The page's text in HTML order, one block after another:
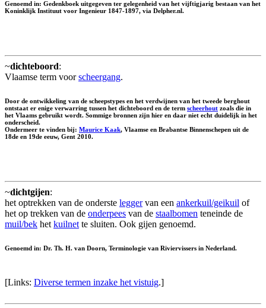
Genoemd in: Gedenkboek uitgegeven ter gelegenheid van het vijftigjarig bestaan van het
Koninklijk Instituut voor Ingenieur 1847-1897, via Delpher.nl.
~dichteboord:
Vlaamse term voorscheergang.
Door de ontwikkeling van de scheepstypes en het verdwijnen van het tweede berghout
ontstaat er enige verwarring tussen het dichteboord en de term scheerhout zoals die in
het Vlaams gebruikt wordt. Sommige bronnen zijn hier en daar niet echt duidelijk in het
onderscheid.
Ondermeer te vinden bij: Maurice Kaak, Vlaamse en Brabantse Binnenschepen uit de
18de en 19de eeuw, Gent 2010.
~dichtgijen:
het optrekken van de onderste leggervan een ankerkuil/geikuil of
het op trekken van de onderpees van de staalbomen teneinde de
muil/bek het kuilnet te sluiten. Ook gijen genoemd.
Genoemd in: Dr. Th. H. van Doorn, Terminologie van Riviervissers in Nederland.
[Links: Diverse termen inzake het vistuig.]